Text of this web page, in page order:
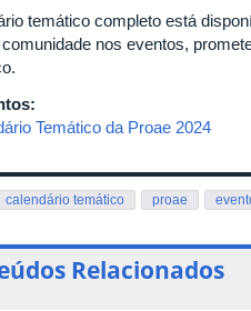
temático completo está
nos eventos,
Temático da Proae 2024
calendário temático proae
Relacionados